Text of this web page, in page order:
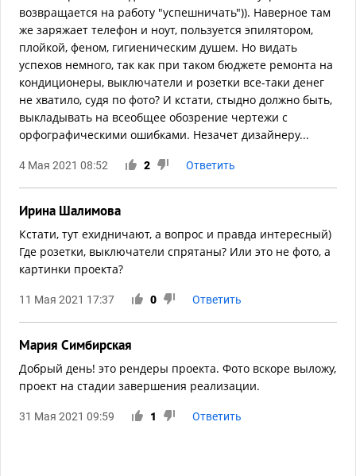
возвращается на работу "успешничать")). Наверное там
же заряжает телефон и ноут, пользуется эпилятором,
плойкой, феном, гигиеническим душем. Но видать
успехов немного, так как при таком бюджете ремонта на
кондиционеры, выключатели и розетки все-таки денег
не хватило, судя по фото? И кстати, стыдно должно быть,
выкладывать на всеобщее обозрение чертежи с
орфографическими ошибками. Незачет дизайнеру...
4 Мая 2021 08:52 2 Ответить
Ирина Шалимова
Кстати, тут ехидничают, а вопрос и правда интересный)
Где розетки, выключатели спрятаны? Или это не фото, а
картинки проекта?
11 Мая 2021 17:37 0 Ответить
Мария Симбирская
Добрый день! это рендеры проекта. Фото вскоре выложу,
проект на стадии завершения реализации.
31 Мая 2021 09:59 1 Ответить